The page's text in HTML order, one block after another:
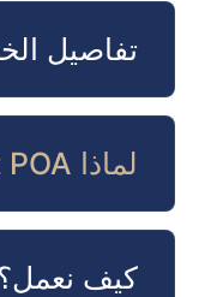
تفاصيل
لماذا Instant POA
كيف